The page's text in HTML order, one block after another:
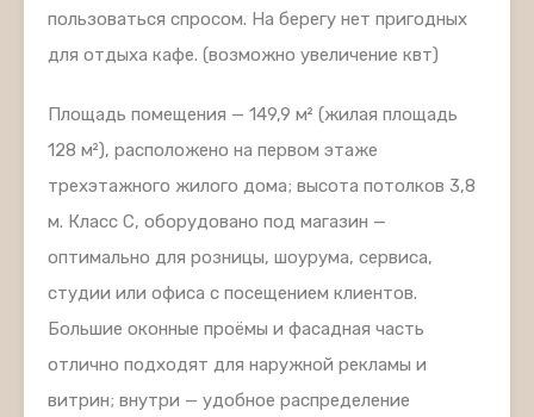
пользоваться спросом. На берегу нет пригодных
для отдыха кафе. (возможно увеличение квт)
Площадь помещения — 149,9 м² (жилая площадь
128 м²), расположено на первом этаже
трехэтажного жилого дома; высота потолков 3,8
м. Класс C, оборудовано под магазин —
оптимально для розницы, шоурума, сервиса,
студии или офиса с посещением клиентов.
Большие оконные проёмы и фасадная часть
отлично подходят для наружной рекламы и
витрин; внутри — удобное распределение